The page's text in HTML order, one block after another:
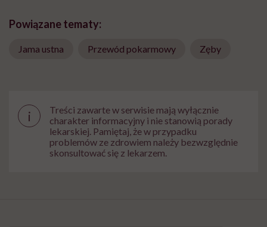
Powiązane tematy:
Jama ustna Przewód pokarmowy Zęby
i
Treści zawarte w serwisie mają wyłącznie
charakter informacyjny i nie stanowią porady
lekarskiej. Pamiętaj, że w przypadku
problemów ze zdrowiem należy bezwzględnie
skonsultować się z lekarzem.